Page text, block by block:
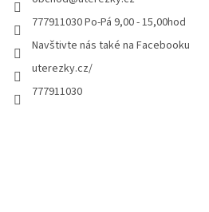
777911030 Po-Pá 9,00 - 15,00hod
Navštivte nás také na Facebooku
uterezky.cz/
777911030